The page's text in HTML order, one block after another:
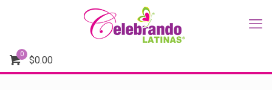
0
$0.00